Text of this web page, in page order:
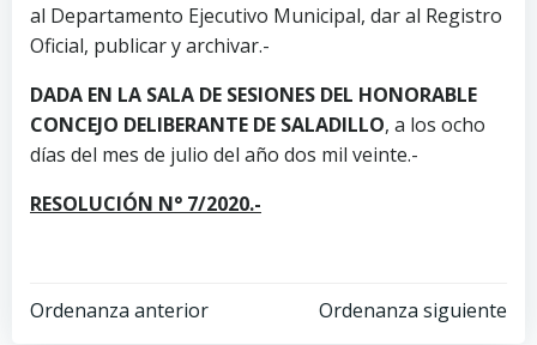
al Departamento Ejecutivo Municipal, dar al Registro
Oficial, publicar y archivar.-
DADA EN LA SALA DE SESIONES DEL HONORABLE
CONCEJO DELIBERANTE DE SALADILLO, a los ocho
días del mes de julio del año dos mil veinte.-
RESOLUCIÓN N° 7/2020.-
Ordenanza anterior Ordenanza siguiente